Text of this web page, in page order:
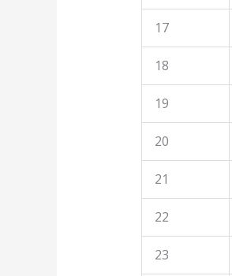
17
18
19
20
21
22
23